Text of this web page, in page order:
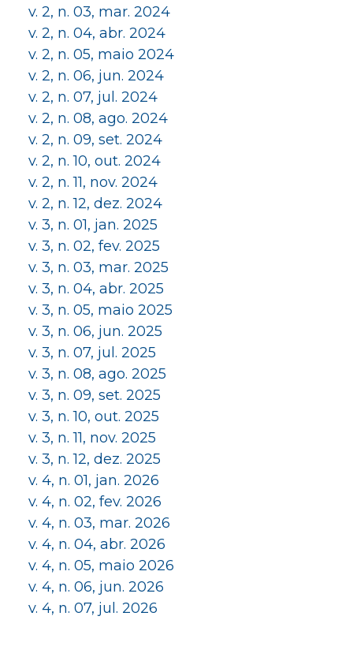
v. 2, n. 03, mar. 2024
v. 2, n. 04, abr. 2024
v. 2, n. 05, maio 2024
v. 2, n. 06, jun. 2024
v. 2, n. 07, jul. 2024
v. 2, n. 08, ago. 2024
v. 2, n. 09, set. 2024
v. 2, n. 10, out. 2024
v. 2, n. 11, nov. 2024
v. 2, n. 12, dez. 2024
v. 3, n. 01, jan. 2025
v. 3, n. 02, fev. 2025
v. 3, n. 03, mar. 2025
v. 3, n. 04, abr. 2025
v. 3, n. 05, maio 2025
v. 3, n. 06, jun. 2025
v. 3, n. 07, jul. 2025
v. 3, n. 08, ago. 2025
v. 3, n. 09, set. 2025
v. 3, n. 10, out. 2025
v. 3, n. 11, nov. 2025
v. 3, n. 12, dez. 2025
v. 4, n. 01, jan. 2026
v. 4, n. 02, fev. 2026
v. 4, n. 03, mar. 2026
v. 4, n. 04, abr. 2026
v. 4, n. 05, maio 2026
v. 4, n. 06, jun. 2026
v. 4, n. 07, jul. 2026